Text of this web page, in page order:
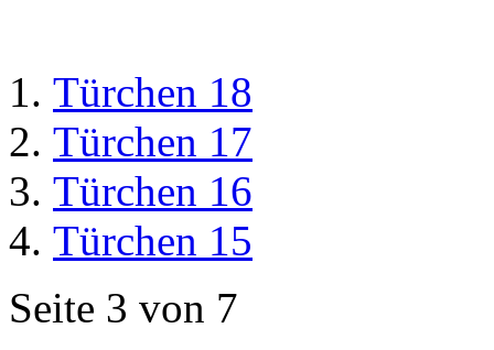
Türchen 18
Türchen 17
Türchen 16
Türchen 15
Seite 3 von 7